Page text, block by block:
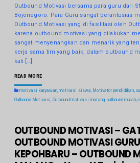
Outbound Motivasi bersama para guru dari
Bojonegoro. Para Guru sangat berantusias
Outbound Motivasi yang di fasilitasi oleh
karena outbound motivasi yang dilakukan
sangat menyenangkan dan menarik yang
kerja sama tim yang baik, dalam outbound
kali […]
READ MORE
motivasi karyawan,motivasi siswa, Motivator pendidikan,
Outbound Motivasi, Outbound motivasi malang, outbound murah,
OUTBOUND MOTIVASI –
OUTBOUND MOTIVASI
KEPOHBARU – OUTBOUND